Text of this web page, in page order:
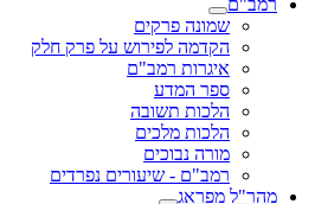
רמב"ם
שמונה פרקים
הקדמה לפירוש על פרק חלק
איגרות רמב"ם
ספר המדע
הלכות תשובה
הלכות מלכים
מורה נבוכים
רמב"ם - שיעורים נפרדים
מהר"ל מפראג